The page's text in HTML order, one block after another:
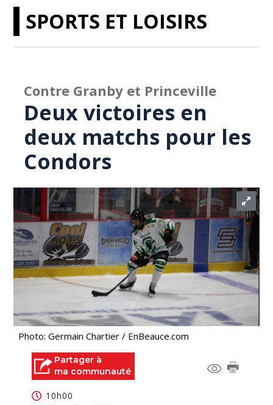
SPORTS ET LOISIRS
Contre Granby et Princeville
Deux victoires en
deux matchs pour les
Condors
Photo: Germain Chartier / EnBeauce.com
Partager à
ma communauté
10h00